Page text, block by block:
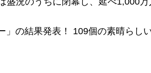
の結果発表！ 109個の素晴らし